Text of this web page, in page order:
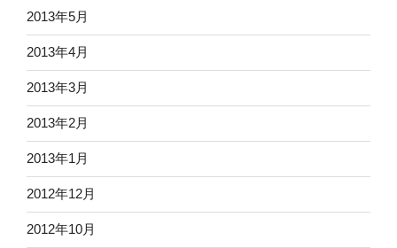
2013年5月
2013年4月
2013年3月
2013年2月
2013年1月
2012年12月
2012年10月